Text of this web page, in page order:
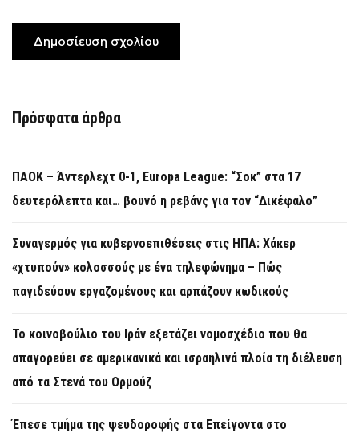
Πρόσφατα άρθρα
ΠΑΟΚ – Άντερλεχτ 0-1, Europa League: “Σοκ” στα 17
δευτερόλεπτα και… βουνό η ρεβάνς για τον “Δικέφαλο”
Συναγερμός για κυβερνοεπιθέσεις στις ΗΠΑ: Χάκερ
«χτυπούν» κολοσσούς με ένα τηλεφώνημα – Πώς
παγιδεύουν εργαζομένους και αρπάζουν κωδικούς
Το κοινοβούλιο του Ιράν εξετάζει νομοσχέδιο που θα
απαγορεύει σε αμερικανικά και ισραηλινά πλοία τη διέλευση
από τα Στενά του Ορμούζ
Έπεσε τμήμα της ψευδοροφής στα Επείγοντα στο